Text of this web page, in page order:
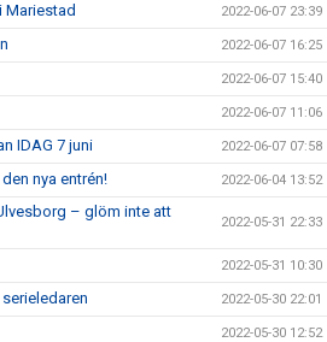
Mariestad 2022-06-07 23:39
2022-06-07 16:25
2022-06-07 15:40
2022-06-07 11:06
IDAG 7 juni 2022-06-07 07:58
nya entrén! 2022-06-04 13:52
– glöm inte att
2022-05-31 22:33
2022-05-31 10:30
2022-05-30 22:01
2022-05-30 12:52